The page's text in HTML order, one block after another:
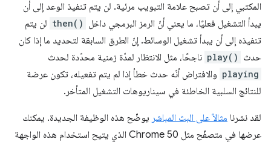
المكتبي إلى أن تصبح علامة التبويب مرئية. لن يتم تنفيذ الوعد إلى أن
يبدأ التشغيل فعليًا، ما يعني أنّ الرمز البرمجي داخل then() لن يتم
تنفيذه إلى أن يبدأ تشغيل الوسائط. إنّ الطرق السابقة لتحديد ما إذا كان
حدث play() ناجحًا، مثل الانتظار لمدّة زمنية محدّدة لحدث
playing والافتراض أنّه حدث خطأ إذا لم يتم تفعيله، تكون عرضة
للنتائج السلبية الخاطئة في سيناريوهات التشغيل المتأخر.
لقد نشرنا مثالاً على البث المباشر يوضّح هذه الوظيفة الجديدة. يمكنك
عرضها في متصفّح مثل Chrome 50 الذي يتيح استخدام هذه الواجهة